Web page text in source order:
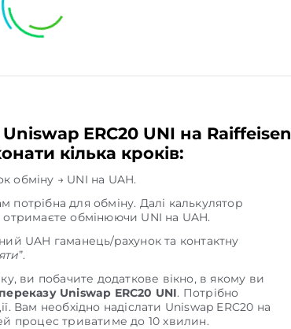
ERC20 UNI на Raiffeisen
кілька кроків:
обміну → UNI на UAH.
для обміну. Далі калькулятор
обмінюючи UNI на UAH.
UAH гаманець/рахунок та контактну
”.
ви побачите додаткове вікно, в якому ви
переказу Uniswap ERC20 UNI. Потрібно
Вам необхідно надіслати Uniswap ERC20 на
процес триватиме до 10 хвилин.